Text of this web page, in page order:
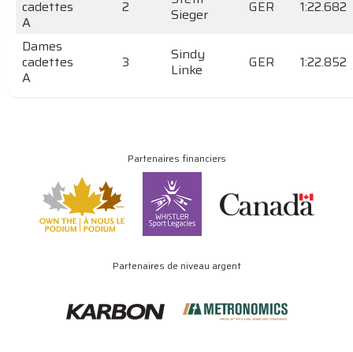
cadettes
A
2
Sieger
GER
1:22.682
Dames
cadettes
A
3
Sindy
Linke
GER 1:22.852
Partenaires financiers
Partenaires de niveau argent